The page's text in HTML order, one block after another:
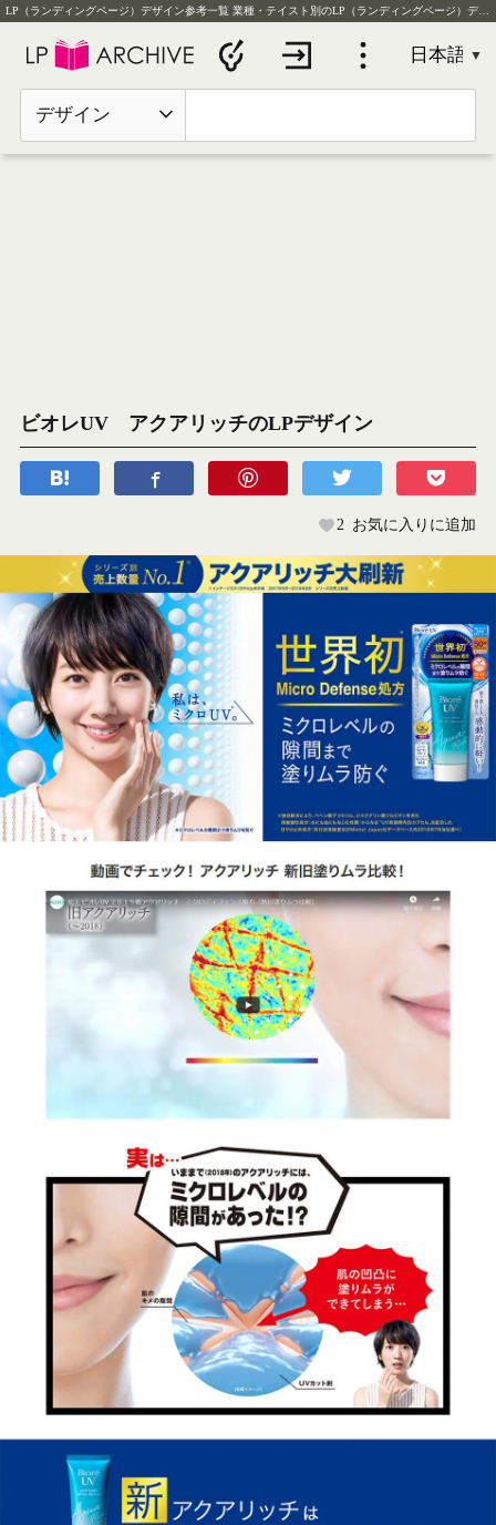
LP（ランディングページ）デザイン参考一覧 業種・テイスト別のLP（ランディングページ）デザイン実例を毎日更新
デザイン
ビオレUV アクアリッチのLPデザイン
2 お気に入りに追加